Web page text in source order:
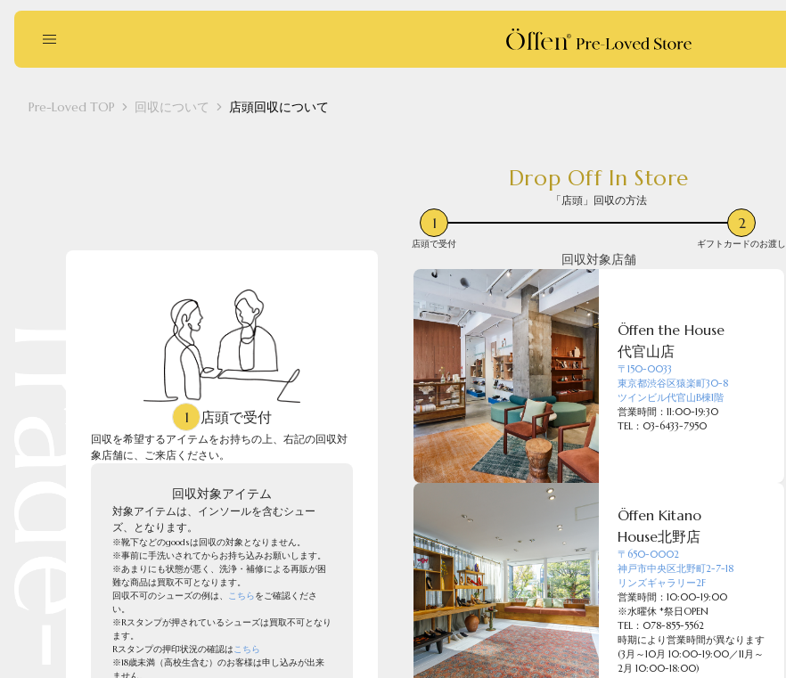
Pointed
Round
Pre-Loved TOP 回収について 店頭回収について
Drop Off In Store
「店頭」回収の方法
1
店頭で受付
2
ギフトカードのお渡し
1 店頭で受付
回収を希望するアイテムをお持ちの上、 右記の回収対
象店舗に、ご来店ください。
回収対象アイテム
対象アイテムは、インソールを含むシュー
ズ、となります。
※靴下などのgoodsは回収の対象となりません。
※事前に手洗いされてからお持ち込みお願いします。
※あまりにも状態が悪く、洗浄・補修による再販が困
難な商品は買取不可となります。
回収不可のシューズの例は、 こちらをご確認くださ
い。
※Rスタンプが押されているシューズは買取不可となり
ます。
Rスタンプの押印状況の確認はこちら
※18歳未満（高校生含む）のお客様は申し込みが出来
ません。
回収対象店舗
Öffen the House
代官山店
〒150-0033
東京都渋谷区猿楽町30-8
ツインビル代官山B棟1階
営業時間：11:00-19:30
TEL：03-6433-7950
Öffen Kitano
House北野店
〒650-0002
神戸市中央区北野町2-7-18
リンズギャラリー2F
営業時間：10:00-19:00
※水曜休 *祭日OPEN
TEL：078-855-5562
時期により営業時間が異なります
(3月～10月 10:00-19:00／11月～
2月 10:00-18:00)